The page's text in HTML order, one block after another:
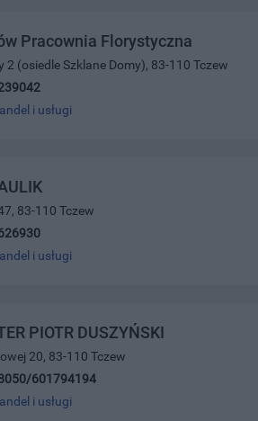
Pracownia Florystyczna
2 (osiedle Szklane Domy), 83-110 Tczew
i usługi
83-110 Tczew
i usługi
PIOTR DUSZYŃSKI
20, 83-110 Tczew
601794194
i usługi